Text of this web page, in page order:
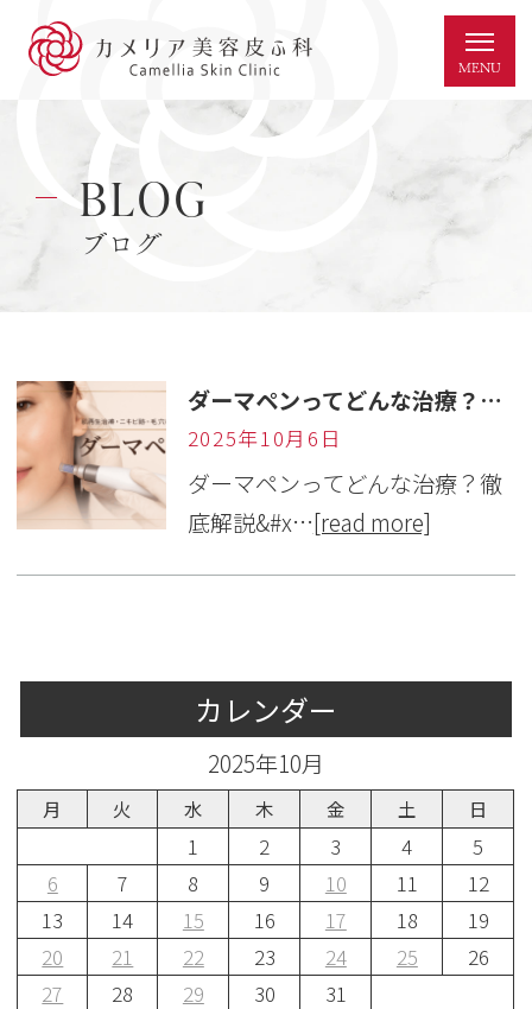
BLOG
ブログ
ダーマペンってどんな治療？徹底解説✏️
2025年10月6日
ダーマペンってどんな治療？徹
底解説&#x…[read more]
カレンダー
2025年10月
月 火 水 木 金 土 日
1 2 3 4
5
6
7 8 9 10 11
12
13
14 15 16 17 18
19
20
21 22 23 24 25
26
27
28 29 30 31